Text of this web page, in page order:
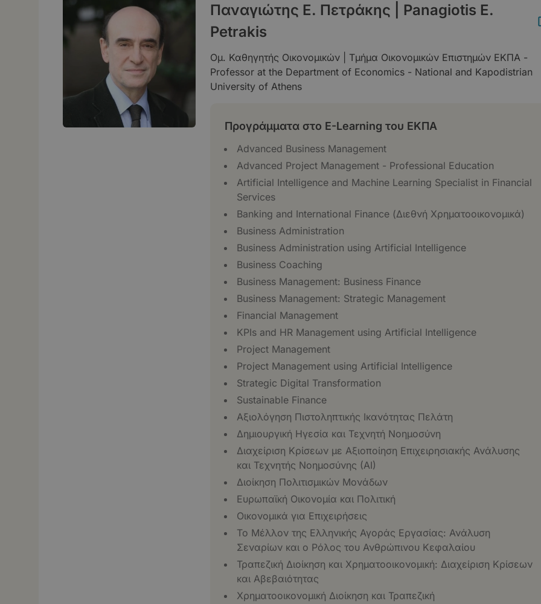
Παναγιώτης Ε. Πετράκης | Panagiotis E.
Petrakis
Ομ. Καθηγητής Οικονομικών | Τμήμα Οικονομικών Επιστημών ΕΚΠΑ -
Professor at the Department of Economics - National and Kapodistrian
University of Athens
Προγράμματα στο E-Learning του ΕΚΠΑ
Advanced Business Management
Advanced Project Management - Professional Education
Artificial Intelligence and Machine Learning Specialist in Financial
Services
Banking and International Finance (Διεθνή Χρηματοοικονομικά)
Business Administration
Business Administration using Artificial Intelligence
Business Coaching
Business Management: Business Finance
Business Management: Strategic Management
Financial Management
KPIs and HR Management using Artificial Intelligence
Project Management
Project Management using Artificial Intelligence
Strategic Digital Transformation
Sustainable Finance
Αξιολόγηση Πιστοληπτικής Ικανότητας Πελάτη
Δημιουργική Ηγεσία και Τεχνητή Νοημοσύνη
Διαχείριση Κρίσεων με Αξιοποίηση Επιχειρησιακής Ανάλυσης
και Τεχνητής Νοημοσύνης (ΑΙ)
Διοίκηση Πολιτισμικών Μονάδων
Ευρωπαϊκή Οικονομία και Πολιτική
Οικονομικά για Επιχειρήσεις
Το Μέλλον της Ελληνικής Αγοράς Εργασίας: Ανάλυση
Σεναρίων και ο Ρόλος του Ανθρώπινου Κεφαλαίου
Τραπεζική Διοίκηση και Χρηματοοικονομική: Διαχείριση Κρίσεων
και Αβεβαιότητας
Χρηματοοικονομική Διοίκηση και Τραπεζική